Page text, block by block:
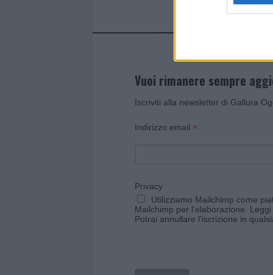
Vuoi rimanere sempre
Iscriviti alla newsletter di Gallura
Indirizzo email *
Privacy
Utilizziamo Mailchimp come
Mailchimp per l'elaborazione.
Potrai annullare l'iscrizione in